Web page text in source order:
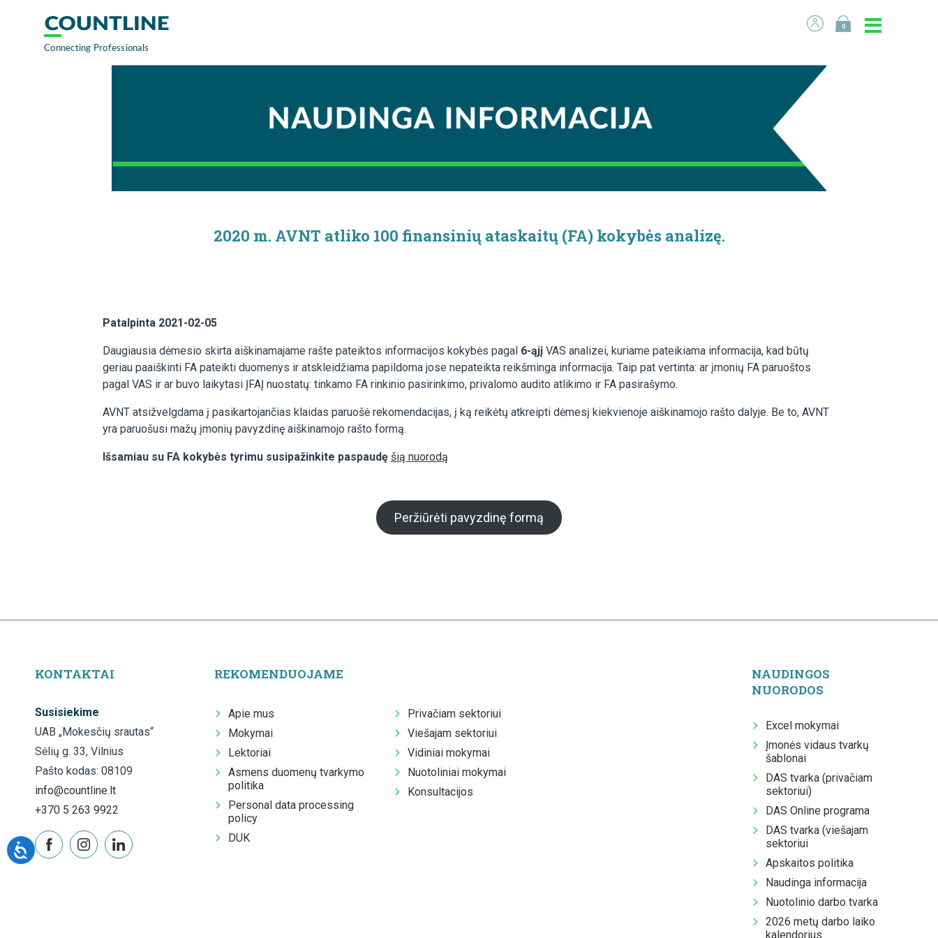
0
2020 m. AVNT atliko 100 finansinių ataskaitų (FA) kokybės analizę.
Patalpinta 2021-02-05
Daugiausia dėmesio skirta aiškinamajame rašte pateiktos informacijos kokybės pagal 6-ąjį VAS analizei, kuriame pateikiama informacija, kad būtų
geriau paaiškinti FA pateikti duomenys ir atskleidžiama papildoma jose nepateikta reikšminga informacija. Taip pat vertinta: ar įmonių FA paruoštos
pagal VAS ir ar buvo laikytasi ĮFAĮ nuostatų: tinkamo FA rinkinio pasirinkimo, privalomo audito atlikimo ir FA pasirašymo.
AVNT atsižvelgdama į pasikartojančias klaidas paruošė rekomendacijas, į ką reikėtų atkreipti dėmesį kiekvienoje aiškinamojo rašto dalyje. Be to, AVNT
yra paruošusi mažų įmonių pavyzdinę aiškinamojo rašto formą.
Išsamiau su FA kokybės tyrimu susipažinkite paspaudę šią nuorodą
Peržiūrėti pavyzdinę formą
KONTAKTAI
Susisiekime
UAB „Mokesčių srautas“
Sėlių g. 33, Vilnius
Pašto kodas: 08109
info@countline.lt
+370 5 263 9922
REKOMENDUOJAME
Apie mus
Mokymai
Lektoriai
Asmens duomenų tvarkymo
politika
Personal data processing
policy
DUK
Privačiam sektoriui
Viešajam sektoriui
Vidiniai mokymai
Nuotoliniai mokymai
Konsultacijos
NAUDINGOS
NUORODOS
Excel mokymai
Įmonės vidaus tvarkų
šablonai
DAS tvarka (privačiam
sektoriui)
DAS Online programa
DAS tvarka (viešajam
sektoriui
Apskaitos politika
Naudinga informacija
Nuotolinio darbo tvarka
2026 metų darbo laiko
kalendorius